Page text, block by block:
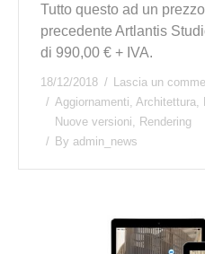
Tutto questo ad un
precedente Artlantis
di 990,00 € + IVA.
18/12/2018
Lascia un
Aggiornamenti Architettura
Nuove versioni
Rendering
By admin_news